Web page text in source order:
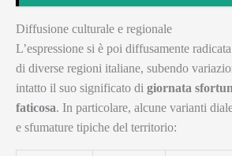
Diffusione culturale e regionale
L’espressione si è poi diffusamente
di diverse regioni italiane, subendo
intatto il suo significato di giornata
faticosa. In particolare, alcune varianti
e sfumature tipiche del territorio: